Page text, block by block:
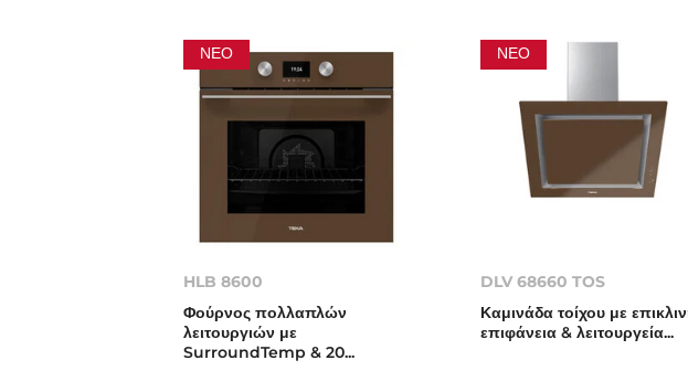
ΝΈΟ
HLB 8600
Φούρνος πολλαπλών
λειτουργιών με
SurroundTemp & 20...
ΝΈΟ
DLV 68660 TOS
Καμινάδα τοίχου με
επιφάνεια & λειτουργεία...